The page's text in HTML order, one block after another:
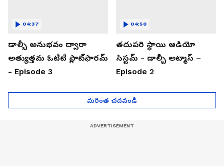
డాల్బీ అనుభవం ద్వారా
అత్యుత్తమ ఓటీటీ ప్లాట్‌ఫారమ్
- Episode 3
04:37
తదుపరి స్థాయి ఆడియో
సిస్టమ్ - డాల్బీ అట్మాస్ –
Episode 2
04:50
మరింత చదవండి